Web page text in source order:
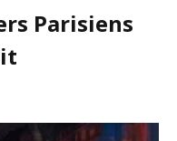
Parisiens